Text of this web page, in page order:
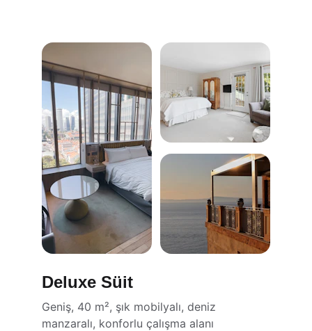
Deluxe Süit
Geniş, 40 m², şık mobilyalı, deniz
manzaralı, konforlu çalışma alanı